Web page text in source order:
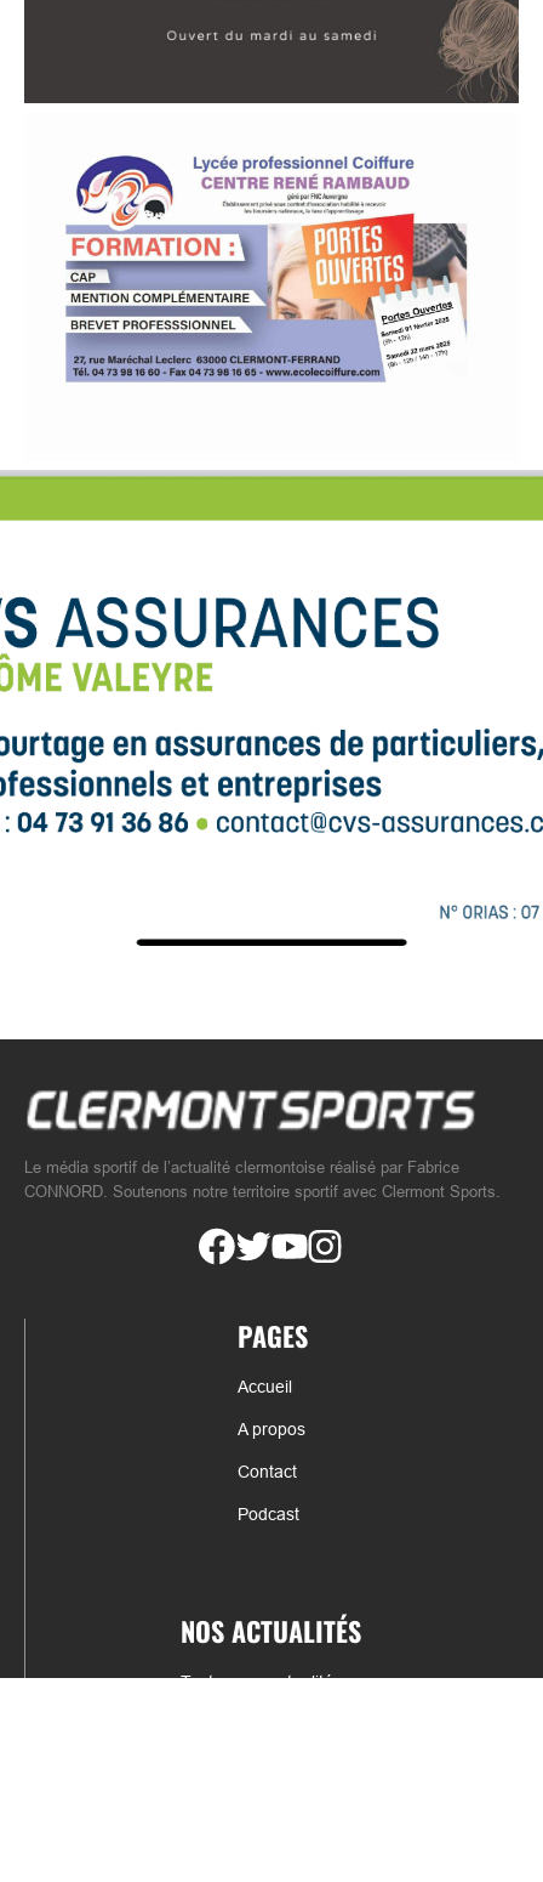
Le média sportif de l’actualité clermontoise réalisé par Fabrice
CONNORD. Soutenons notre territoire sportif avec Clermont Sports.
PAGES
Accueil
A propos
Contact
Podcast
NOS ACTUALITÉS
Toutes nos actualités